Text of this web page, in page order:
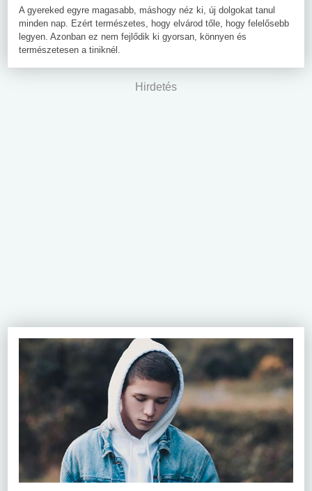
A gyereked egyre magasabb, máshogy néz ki, új dolgokat tanul
minden nap. Ezért természetes, hogy elvárod tőle, hogy felelősebb
legyen. Azonban ez nem fejlődik ki gyorsan, könnyen és
természetesen a tiniknél.
Hirdetés